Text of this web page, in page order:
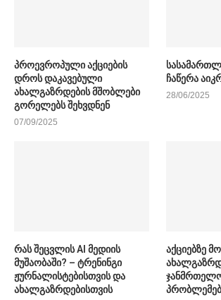
პროევროპული აქციების
დროს დაკავებული
ახალგაზრდების მშობლები
გორელებს შეხვდნენ
07/09/2025
ჩაწერა
28/06/2025
რას შეცვლის AI მედიის
მუშაობაში? – ტრენინგი
ჟურნალისტებისთვის და
ახალგაზრდებისთვის
აქციებზე